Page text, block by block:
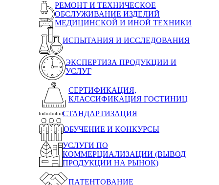
РЕМОНТ И ТЕХНИЧЕСКОЕ
ОБСЛУЖИВАНИЕ ИЗДЕЛИЙ
МЕДИЦИНСКОЙ И ИНОЙ ТЕХНИКИ
ИСПЫТАНИЯ И ИССЛЕДОВАНИЯ
ЭКСПЕРТИЗА ПРОДУКЦИИ И
УСЛУГ
СЕРТИФИКАЦИЯ,
КЛАССИФИКАЦИЯ ГОСТИНИЦ
СТАНДАРТИЗАЦИЯ
ОБУЧЕНИЕ И КОНКУРСЫ
УСЛУГИ ПО
КОММЕРЦИАЛИЗАЦИИ (ВЫВОД
ПРОДУКЦИИ НА РЫНОК)
ПАТЕНТОВАНИЕ